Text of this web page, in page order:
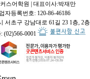
스어학원 | 대표이사:박재만
자등록번호: 120-86-46186
서초구 강남대로 61길 23 1층, 2층
(02)566-0001